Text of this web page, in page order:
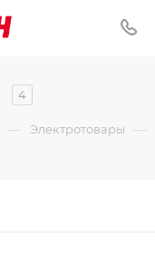
4
— Электротовары —